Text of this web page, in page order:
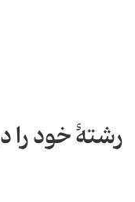
رشتۀ خود را